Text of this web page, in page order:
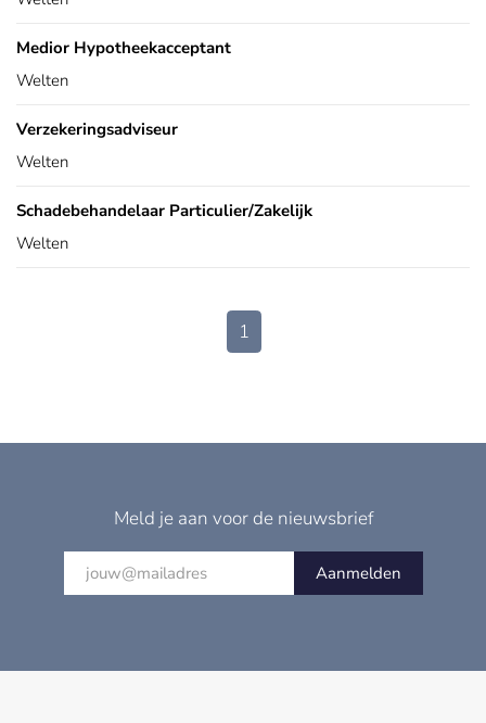
Medior Hypotheekacceptant
Welten
Verzekeringsadviseur
Welten
Schadebehandelaar Particulier/Zakelijk
Welten
1
Meld je aan voor de nieuwsbrief
Aanmelden